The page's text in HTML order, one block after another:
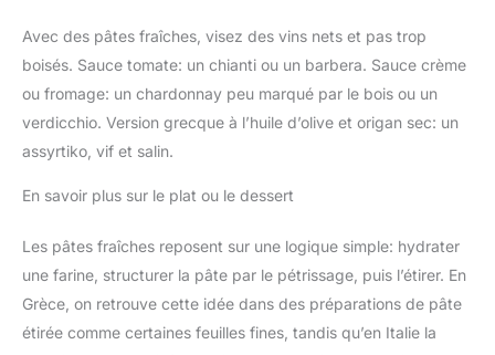
Avec des pâtes fraîches, visez des vins nets et pas trop
boisés. Sauce tomate: un chianti ou un barbera. Sauce crème
ou fromage: un chardonnay peu marqué par le bois ou un
verdicchio. Version grecque à l’huile d’olive et origan sec: un
assyrtiko, vif et salin.
En savoir plus sur le plat ou le dessert
Les pâtes fraîches reposent sur une logique simple: hydrater
une farine, structurer la pâte par le pétrissage, puis l’étirer. En
Grèce, on retrouve cette idée dans des préparations de pâte
étirée comme certaines feuilles fines, tandis qu’en Italie la